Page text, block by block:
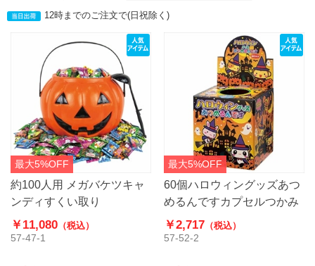
12時までのご注文で(日祝除く)
最大5%OFF
約100人用 メガバケツキャ
ンディすくい取り
￥11,080 （税込）
57-47-1
最大5%OFF
60個ハロウィングッズあつ
めるんですカプセルつかみ
￥2,717（税込）
57-52-2